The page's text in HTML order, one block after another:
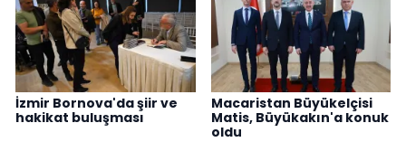
İzmir Bornova'da şiir ve
hakikat buluşması
Macaristan Büyükelçisi
Matis, Büyükakın'a konuk
oldu